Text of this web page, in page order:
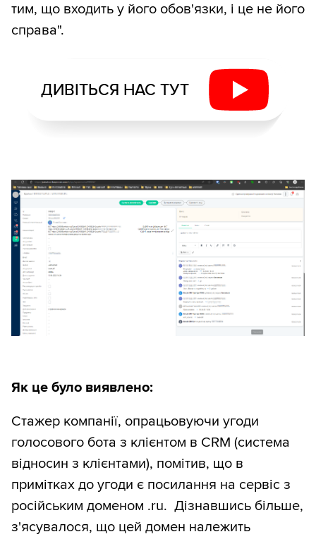
тим, що входить у його обов'язки, і це не його
справа".
ДИВІТЬСЯ НАС ТУТ
Як це було виявлено:
Стажер компанії, опрацьовуючи угоди
голосового бота з клієнтом в CRM (система
відносин з клієнтами), помітив, що в
примітках до угоди є посилання на сервіс з
російським доменом .ru. Дізнавшись більше,
з'ясувалося, що цей домен належить